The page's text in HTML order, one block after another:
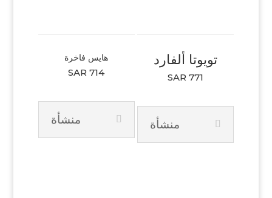
هايس فاخرة
SAR 714
منشأة
تويوتا ألفارد
SAR 771
منشأة